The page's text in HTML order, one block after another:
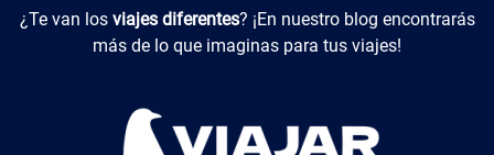
Viajes Diferentes
¿Te van los viajes diferentes? ¡En nuestro blog encontrarás
más de lo que imaginas para tus viajes!